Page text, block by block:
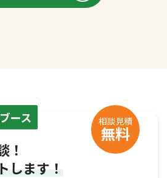
ース 相談見積
無料
！
します！